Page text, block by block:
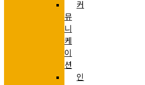
커
뮤
니
케
이
션
인